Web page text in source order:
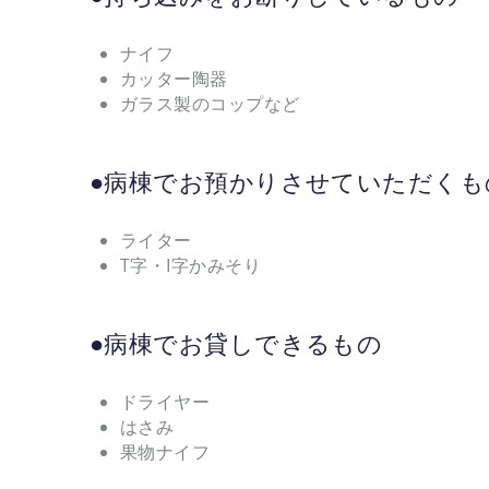
ナイフ
カッター陶器
ガラス製のコップなど
●病棟でお預かりさせていただく
ライター
T字・I字かみそり
●病棟でお貸しできるもの
ドライヤー
はさみ
果物ナイフ